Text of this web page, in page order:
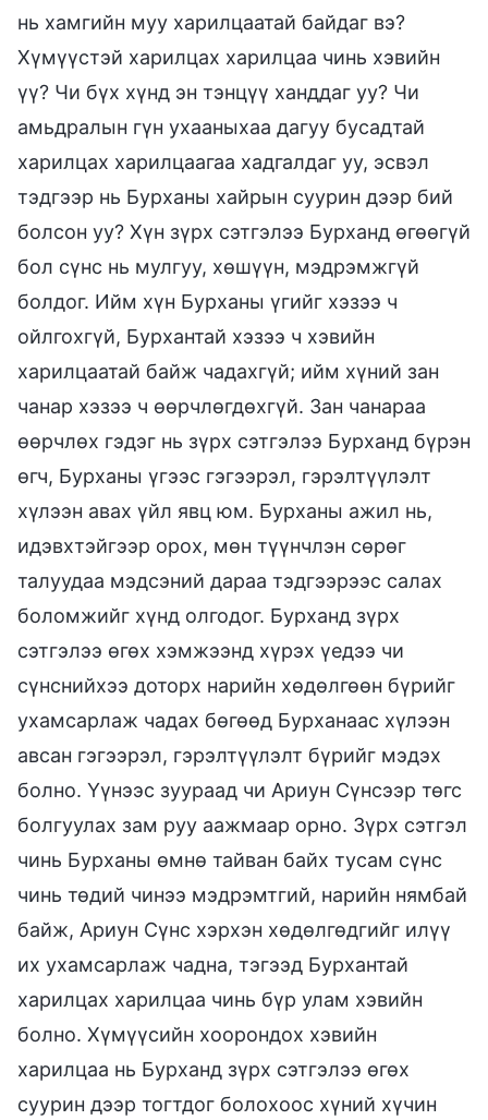
нь хамгийн муу харилцаатай байдаг вэ?
Хүмүүстэй харилцах харилцаа чинь хэвийн
үү? Чи бүх хүнд эн тэнцүү ханддаг уу? Чи
амьдралын гүн ухааныхаа дагуу бусадтай
харилцах харилцаагаа хадгалдаг уу, эсвэл
тэдгээр нь Бурханы хайрын суурин дээр бий
болсон уу? Хүн зүрх сэтгэлээ Бурханд өгөөгүй
бол сүнс нь мулгуу, хөшүүн, мэдрэмжгүй
болдог. Ийм хүн Бурханы үгийг хэзээ ч
ойлгохгүй, Бурхантай хэзээ ч хэвийн
харилцаатай байж чадахгүй; ийм хүний зан
чанар хэзээ ч өөрчлөгдөхгүй. Зан чанараа
өөрчлөх гэдэг нь зүрх сэтгэлээ Бурханд бүрэн
өгч, Бурханы үгээс гэгээрэл, гэрэлтүүлэлт
хүлээн авах үйл явц юм. Бурханы ажил нь,
идэвхтэйгээр орох, мөн түүнчлэн сөрөг
талуудаа мэдсэний дараа тэдгээрээс салах
боломжийг хүнд олгодог. Бурханд зүрх
сэтгэлээ өгөх хэмжээнд хүрэх үедээ чи
сүнснийхээ доторх нарийн хөдөлгөөн бүрийг
ухамсарлаж чадах бөгөөд Бурханаас хүлээн
авсан гэгээрэл, гэрэлтүүлэлт бүрийг мэдэх
болно. Үүнээс зуураад чи Ариун Сүнсээр төгс
болгуулах зам руу аажмаар орно. Зүрх сэтгэл
чинь Бурханы өмнө тайван байх тусам сүнс
чинь төдий чинээ мэдрэмтгий, нарийн нямбай
байж, Ариун Сүнс хэрхэн хөдөлгөдгийг илүү
их ухамсарлаж чадна, тэгээд Бурхантай
харилцах харилцаа чинь бүр улам хэвийн
болно. Хүмүүсийн хоорондох хэвийн
харилцаа нь Бурханд зүрх сэтгэлээ өгөх
суурин дээр тогтдог болохоос хүний хүчин